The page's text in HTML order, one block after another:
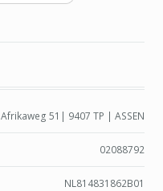
Afrikaweg 51| 9407 TP | ASSEN
02088792
NL814831862B01